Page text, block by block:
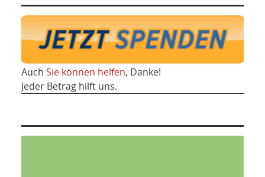
Auch Sie können helfen, Danke!
Jeder Betrag hilft uns.